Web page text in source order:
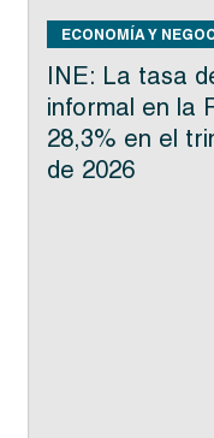
ECONOMÍA Y
INE: La tasa
informal en la
28,3% en el
de 2026